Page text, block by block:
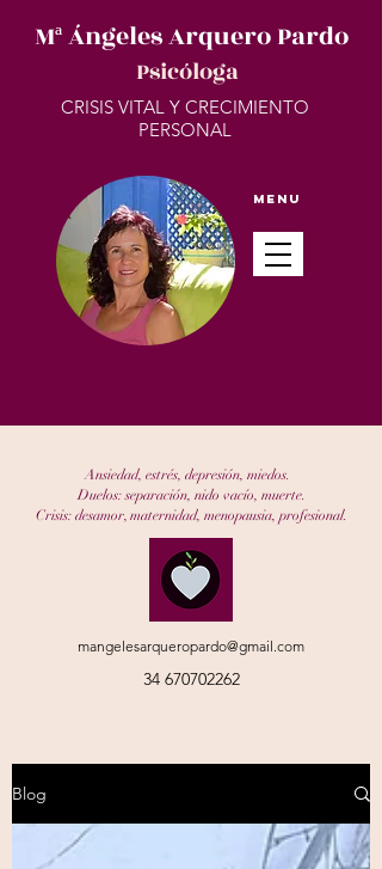
Mª Ángeles Arquero Pardo
Psicóloga
CRISIS VITAL Y CRECIMIENTO
PERSONAL
Menu
Ansiedad, estrés, depresión, miedos.
Duelos: separación, nido vacío, muerte.
Crisis: desamor, maternidad, menopausia, profesional.
mangelesarqueropardo@gmail.com
34 670702262
Blog